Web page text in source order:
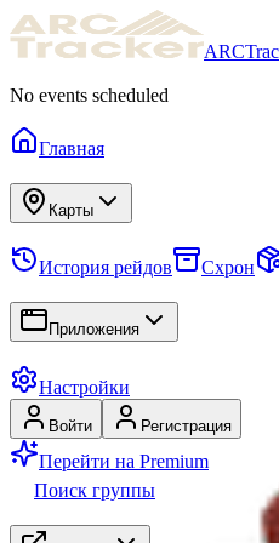
No events scheduled
Главная
Карты
История рейдов Схрон
Приложения
Настройки
Войти Регистрация
Перейти на Premium
Поиск группы